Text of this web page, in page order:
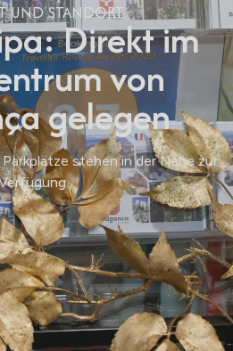
UND STANDORT
Direkt im
von
gelegen
stehen in der Nähe zur